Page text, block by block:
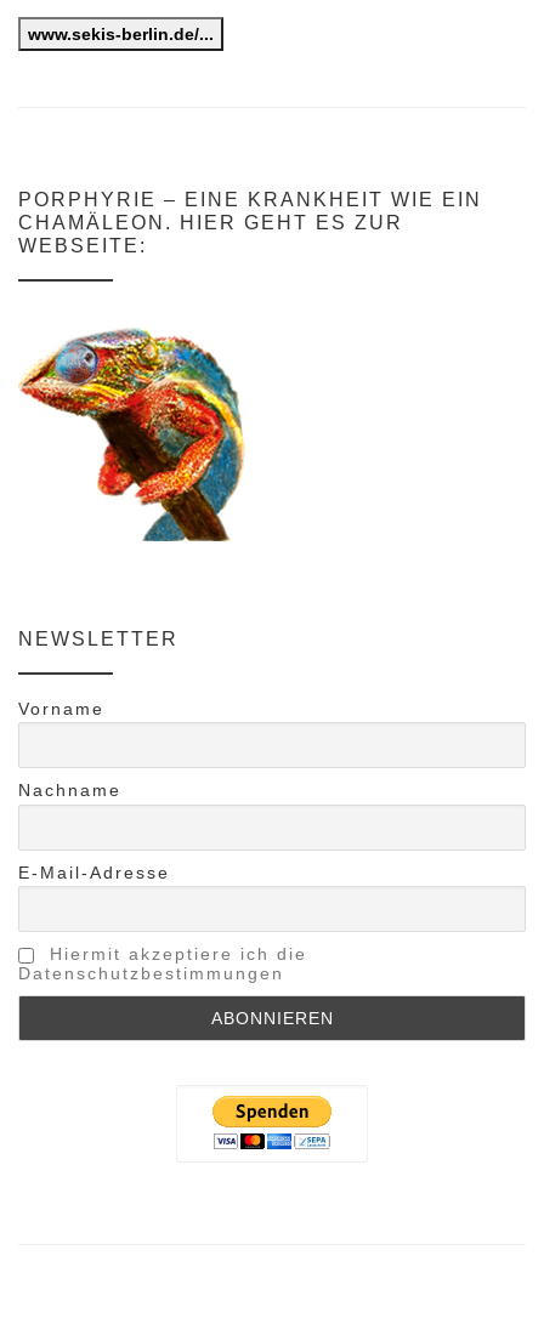
www.sekis-berlin.de/...
PORPHYRIE – EINE KRANKHEIT WIE EIN
CHAMÄLEON. HIER GEHT ES ZUR
WEBSEITE:
NEWSLETTER
Vorname
Nachname
E-Mail-Adresse
Hiermit akzeptiere ich die
Datenschutzbestimmungen